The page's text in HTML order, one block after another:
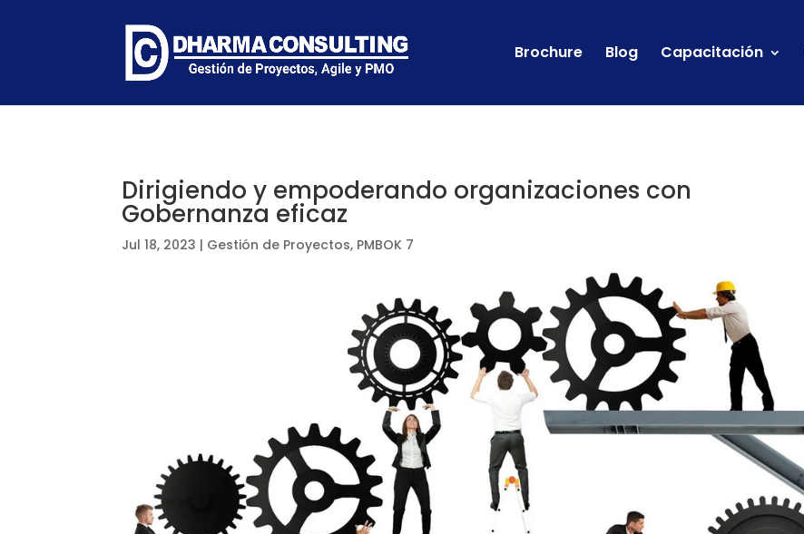
Brochure Blog Capacitación
Dirigiendo y empoderando organizaciones con
Gobernanza eficaz
Jul 18, 2023 | Gestión de Proyectos, PMBOK 7